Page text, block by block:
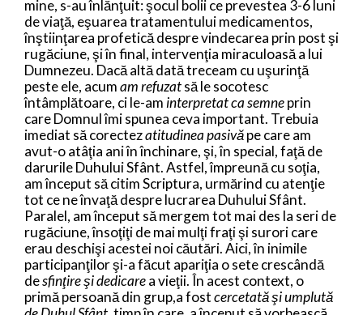
mine, s-au înlănţuit: şocul bolii ce prevestea 3-6 luni
de viaţă, eşuarea tratamentului medicamentos,
înştiinţarea profetică despre vindecarea prin post şi
rugăciune, şi în final, intervenţia miraculoasă a lui
Dumnezeu. Dacă altă dată treceam cu uşurinţă
peste ele, acumam refuzatsă le socotesc
întâmplătoare, ci le-am interpretat ca semneprin
care Domnul îmi spunea ceva important. Trebuia
imediat să corectezatitudinea pasivăpe care am
avut-o atâţia ani în închinare, şi, în special, faţă de
darurile Duhului Sfânt. Astfel, împreună cu soţia,
am început să citim Scriptura, urmărind cu atenţie
tot ce ne învaţă despre lucrarea Duhului Sfânt.
Paralel, am început să mergem tot mai des la seri de
rugăciune, însoţiţi de mai mulţi fraţi şi surori care
erau deschişi acestei noi căutări. Aici, în inimile
participanţilor şi-a făcut apariţia o sete crescândă
desfinţire şi dedicarea vieţii. În acest context, o
primă persoană din grup,a fostcercetată şi umplută